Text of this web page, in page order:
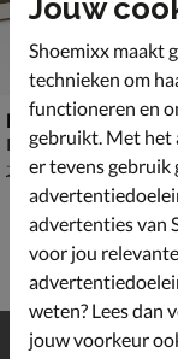
HEYDUDE Sunapee
Instapschoenen - groen
van € 74,99 voor €
74 99 52,49
Gratis
Jouw
Shoemixx maakt
technieken om
functioneren en
gebruikt. Met het
er tevens gebruik
advertenties van
voor jou
weten? Lees dan
jouw voorkeur